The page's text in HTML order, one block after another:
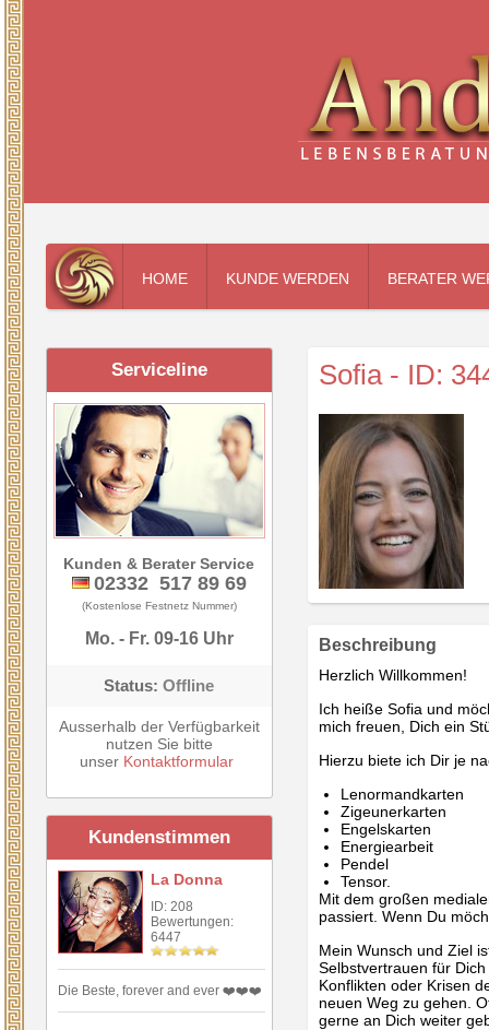
HOME KUNDE WERDEN BERATER
Serviceline
Kunden & Berater Service
02332 517 89 69
(Kostenlose Festnetz Nummer)
Mo. - Fr. 09-16 Uhr
Status:Offline
Ausserhalb der Verfügbarkeit
nutzen Sie bitte
unser Kontaktformular
Kundenstimmen
La Donna
ID: 208
Bewertungen:
6447
Die Beste, forever and ever ❤️❤️❤️
Sofia - ID:
Beschreibung
Herzlich Willkommen!
Ich heiße Sofia und
mich freuen, Dich ein
Hierzu biete ich Dir je
Lenormandkarten
Zigeunerkarten
Engelskarten
Energiearbeit
Pendel
Tensor.
Mit dem großen
passiert. Wenn Du
Mein Wunsch und Ziel
Selbstvertrauen für
Konflikten oder Krisen
neuen Weg zu gehen.
gerne an Dich weiter